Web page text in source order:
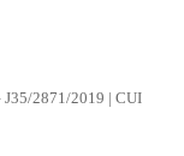
J35/2871/2019 | CUI